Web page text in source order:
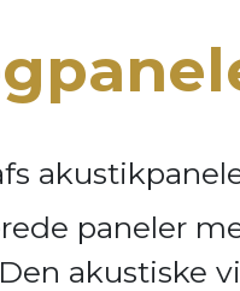
paneler
akustiske